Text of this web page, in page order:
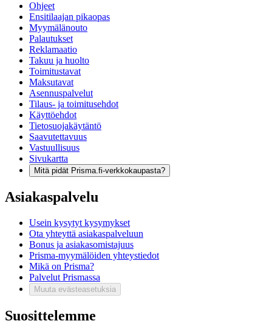
Ohjeet
Ensitilaajan pikaopas
Myymälänouto
Palautukset
Reklamaatio
Takuu ja huolto
Toimitustavat
Maksutavat
Asennuspalvelut
Tilaus- ja toimitusehdot
Käyttöehdot
Tietosuojakäytäntö
Saavutettavuus
Vastuullisuus
Sivukartta
Mitä pidät Prisma.fi-verkkokaupasta?
Asiakaspalvelu
Usein kysytyt kysymykset
Ota yhteyttä asiakaspalveluun
Bonus ja asiakasomistajuus
Prisma-myymälöiden yhteystiedot
Mikä on Prisma?
Palvelut Prismassa
Muuta evästeasetuksia
Suosittelemme